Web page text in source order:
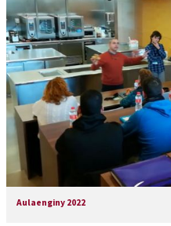
Aulaenginy 2022